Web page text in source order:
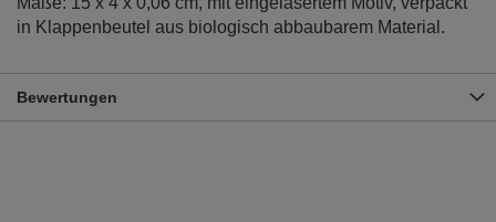
in Klappenbeutel aus biologisch abbaubarem Material.
Bewertungen